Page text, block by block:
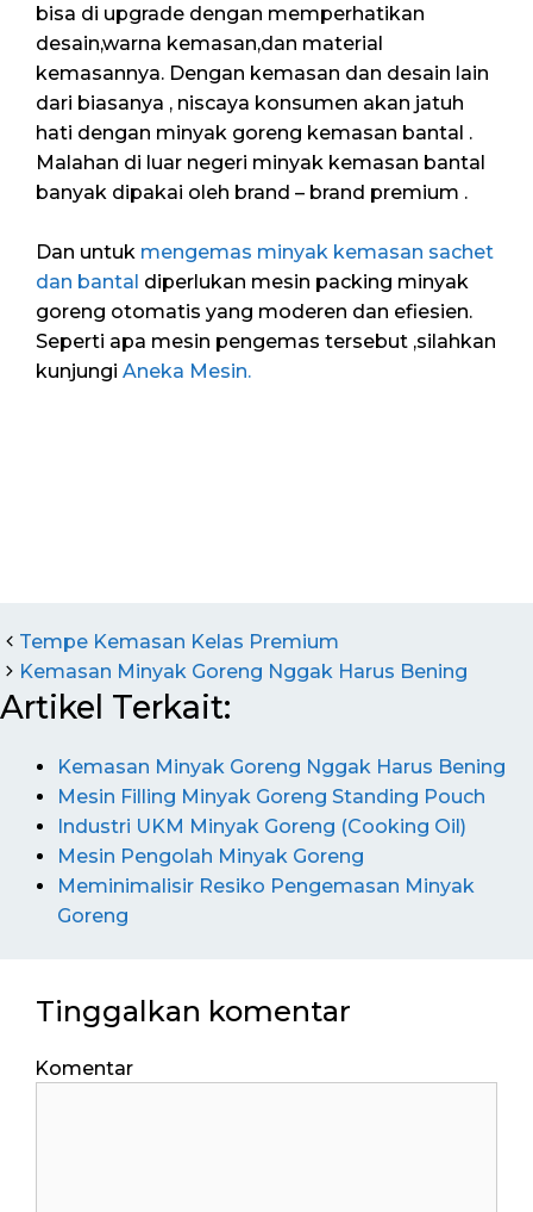
bisa di upgrade dengan memperhatikan
desain,warna kemasan,dan material
kemasannya. Dengan kemasan dan desain lain
dari biasanya , niscaya konsumen akan jatuh
hati dengan minyak goreng kemasan bantal .
Malahan di luar negeri minyak kemasan bantal
banyak dipakai oleh brand – brand premium .
Dan untuk mengemas minyak kemasan sachet
dan bantal diperlukan mesin packing minyak
goreng otomatis yang moderen dan efiesien.
Seperti apa mesin pengemas tersebut ,silahkan
kunjungi Aneka Mesin.
Tempe Kemasan Kelas Premium
Kemasan Minyak Goreng Nggak Harus Bening
Artikel Terkait:
Kemasan Minyak Goreng Nggak Harus Bening
Mesin Filling Minyak Goreng Standing Pouch
Industri UKM Minyak Goreng (Cooking Oil)
Mesin Pengolah Minyak Goreng
Meminimalisir Resiko Pengemasan Minyak
Goreng
Tinggalkan komentar
Komentar